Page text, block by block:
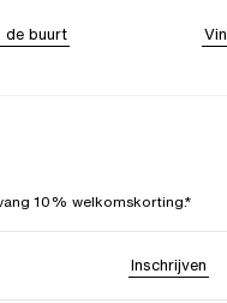
de buurt
10% welkomskorting.*
Inschrijven